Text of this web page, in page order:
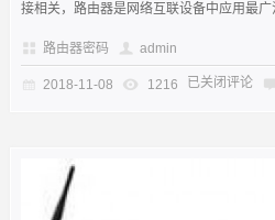
接相关，路由器是网络互联设备中应用最广
路由器密码 admin
2018-11-08 1216 已关闭评论